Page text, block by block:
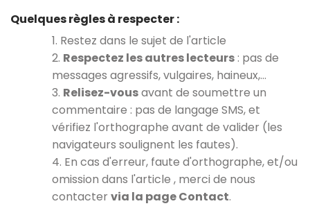
Quelques règles à respecter :
1. Restez dans le sujet de l'article
2. Respectez les autres lecteurs : pas de
messages agressifs, vulgaires, haineux,…
3. Relisez-vousavant de soumettre un
commentaire : pas de langage SMS, et
vérifiez l'orthographe avant de valider (les
navigateurs soulignent les fautes).
4. En cas d'erreur, faute d'orthographe, et/ou
omission dans l'article , merci de nous
contacter via la page Contact.